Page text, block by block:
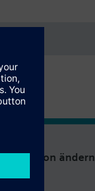
Region ändern